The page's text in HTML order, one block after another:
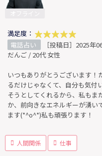
満足度：
電話占い
［投稿日］2025年
だんご / 20代 女性
いつもありがとうございます
るだけじゃなくて、自分も気付
そうとしてくれるから、私もま
か、前向きなエネルギーが湧い
ます(*^o^*)私も頑張ります！
人間関係 仕事